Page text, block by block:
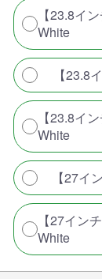
【23.8イ
White
【23.8
【23.8イ
White
【27イ
【27イン
White